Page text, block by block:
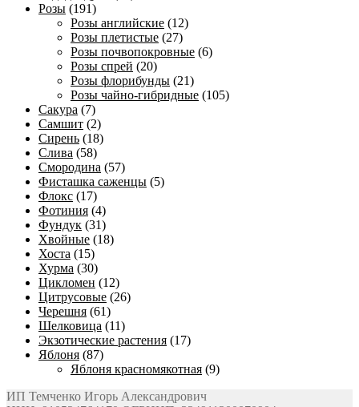
Розы (191)
Розы английские (12)
Розы плетистые (27)
Розы почвопокровные (6)
Розы спрей (20)
Розы флорибунды (21)
Розы чайно-гибридные (105)
Сакура (7)
Самшит (2)
Сирень (18)
Слива (58)
Смородина (57)
Фисташка саженцы (5)
Флокс (17)
Фотиния (4)
Фундук (31)
Хвойные (18)
Хоста (15)
Хурма (30)
Цикломен (12)
Цитрусовые (26)
Черешня (61)
Шелковица (11)
Экзотические растения (17)
Яблоня (87)
Яблоня красномякотная (9)
ИП Темченко Игорь Александрович